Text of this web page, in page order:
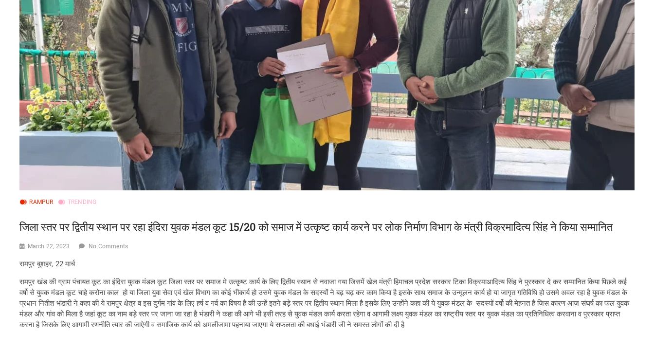
RAMPUR TRENDING
जिला स्तर पर द्वितीय स्थान पर रहा इंदिरा युवक मंडल कूट 15/20 को समाज में उत्कृष्ट कार्य करने पर लोक निर्माण विभाग के मंत्री विक्रमादित्य सिंह ने किया सम्मानित
March 22, 2023 No Comments
रामपुर बुशहर, 22 मार्च
रामपुर खंड की ग्राम पंचायत कूट का इंदिरा युवक मंडल कूट जिला स्तर पर समाज मे उत्कृष्ट कार्य के लिए द्वितीय स्थान से नवाजा गया जिसमें खेल मंत्री हिमाचल प्रदेश सरकार टिका विक्रमाआदित्य सिंह ने पुरस्कार दे कर सम्मानित किया पिछले कई
वर्षो से युवक मंडल कूट चाहे करोना काल हो या जिला युवा सेवा एवं खेल विभाग का कोई भीकार्य हो उसमे युवक मंडल के सदस्यों ने बढ़ चढ़ कर काम किया है इसके साथ समाज के उन्मूलन कार्य हो या जागृत गतिविधि हो उसमे अवल रहा है युवक मंडल के
प्रधान नितीश भंडारी ने कहा की ये रामपुर क्षेत्र व इस दुर्गम गांव के लिए हर्ष व गर्व का विषय है की उन्हें इतने बड़े स्तर पर द्वितीय स्थान मिला है इसके लिए उन्होंने कहा की ये युवक मंडल के सदस्यों वर्षो की मेहनत है जिस कारण आज संघर्ष का फल युवक
मंडल और गांव को मिला है जहां कूट का नाम बड़े स्तर पर जाना जा रहा है भंडारी ने कहा की आगे भी इसी तरह से युवक मंडल कार्य करता रहेगा व आगामी लक्ष्य युवक मंडल का राष्ट्रीय स्तर पर युवक मंडल का प्रतिनिधित्व करवाना व पुरस्कार प्राप्त
करना है जिसके लिए आगामी रणनीति त्यार की जाऐगी व समाजिक कार्य को अमलीजामा पहनाया जाएगा ये सफलता की बधाई भंडारी जी ने समस्त लोगों की दी है